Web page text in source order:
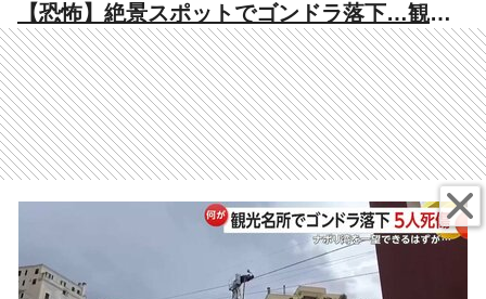
【恐怖】絶景スポットでゴンドラ落下…観光
客ら4人死亡・1人重傷 ケーブル断裂が原因
か 直前に雷雨警報も イタリア モンテ・
ファイト